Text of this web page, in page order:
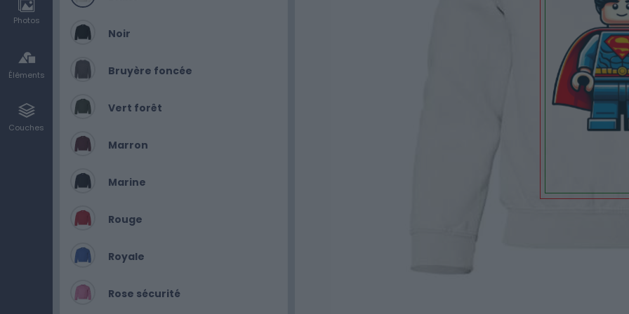
Photos
Éléments
Couches
Noir
Bruyère foncée
Vert forêt
Marron
Marine
Rouge
Royale
Rose sécurité